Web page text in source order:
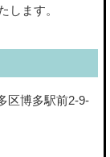
します。
区博多駅前2-9-